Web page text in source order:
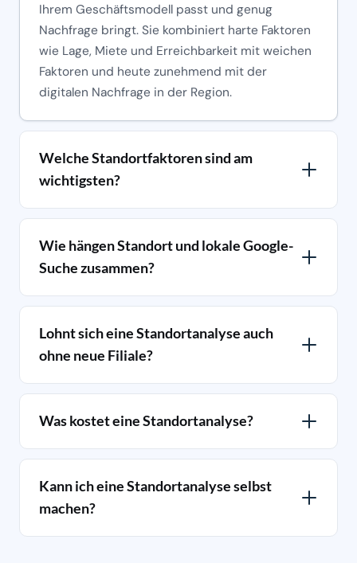
Ihrem Geschäftsmodell passt und genug
Nachfrage bringt. Sie kombiniert harte Faktoren
wie Lage, Miete und Erreichbarkeit mit weichen
Faktoren und heute zunehmend mit der
digitalen Nachfrage in der Region.
Welche Standortfaktoren sind am
wichtigsten?
Wie hängen Standort und lokale Google-
Suche zusammen?
Lohnt sich eine Standortanalyse auch
ohne neue Filiale?
Was kostet eine Standortanalyse?
Kann ich eine Standortanalyse selbst
machen?